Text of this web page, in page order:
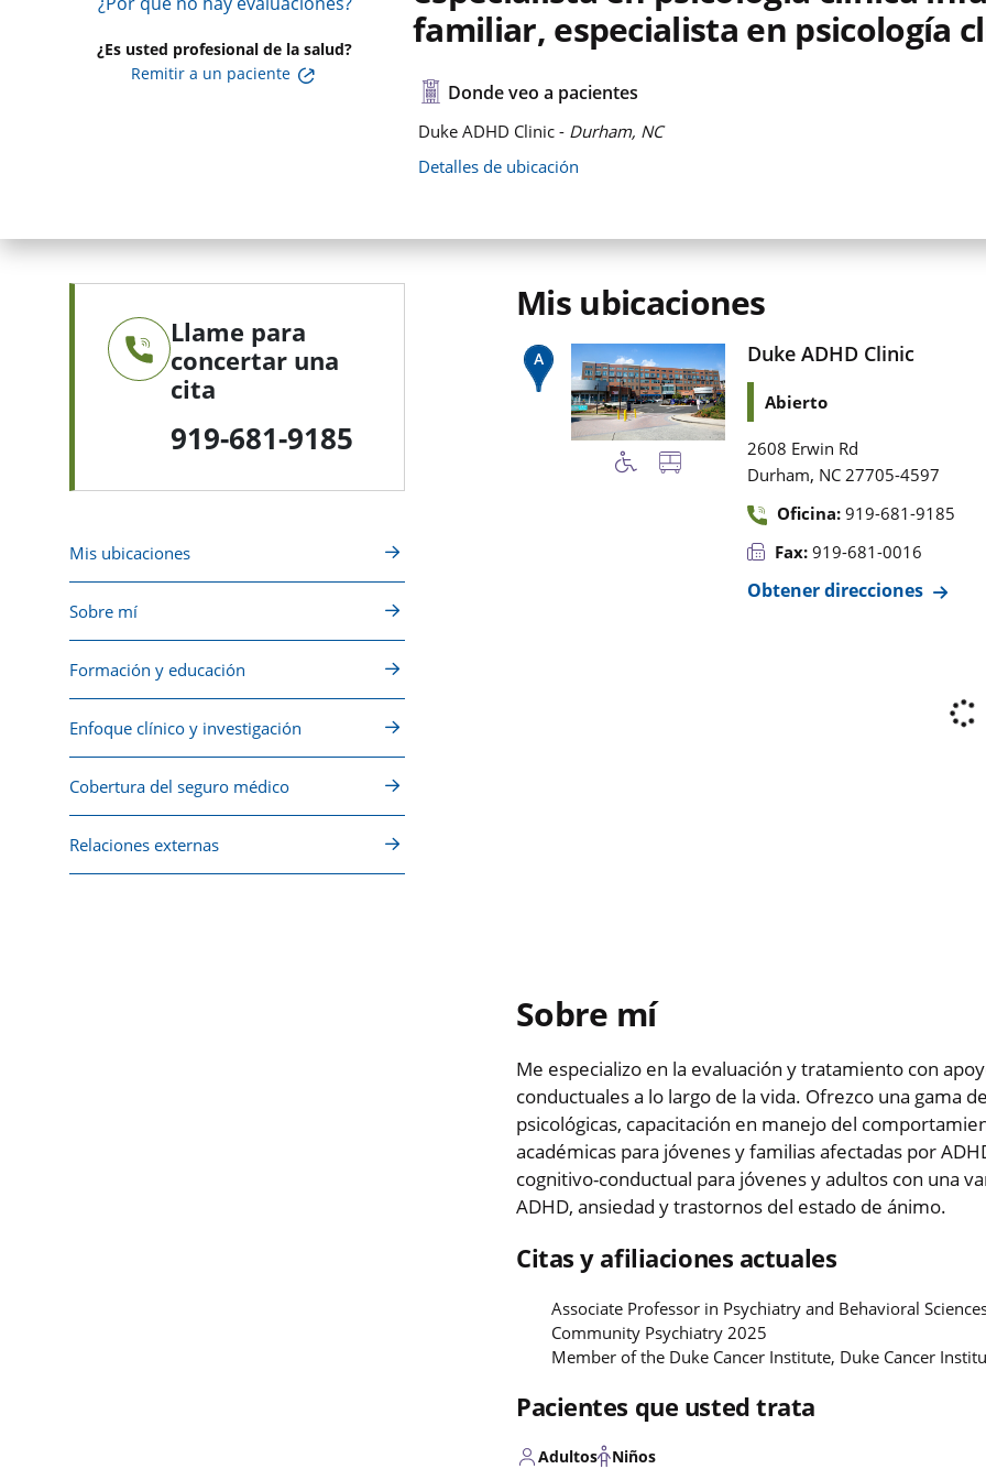
¿Es usted profesional de la salud?
Remitir a un paciente
familiar, especialista en psicología
Donde veo a pacientes
Duke ADHD Clinic - Durham, NC
Detalles de ubicación
Llame para
concertar una
cita
919-681-9185
Mis ubicaciones
Sobre mí
Formación y educación
Enfoque clínico y investigación
Cobertura del seguro médico
Relaciones externas
Mis ubicaciones
Duke ADHD Clinic
Abierto
2608 Erwin Rd
Durham, NC 27705-4597
Oficina: 919-681-9185
Fax: 919-681-0016
Obtener direcciones
Sobre mí
Me especializo en la evaluación y tratamiento con
conductuales a lo largo de la vida. Ofrezco una gama
psicológicas, capacitación en manejo del
académicas para jóvenes y familias afectadas por
cognitivo-conductual para jóvenes y adultos con una
ADHD, ansiedad y trastornos del estado de ánimo.
Citas y afiliaciones actuales
Associate Professor in Psychiatry and Behavioral
Community Psychiatry 2025
Member of the Duke Cancer Institute, Duke Cancer
Pacientes que usted trata
Adultos Niños